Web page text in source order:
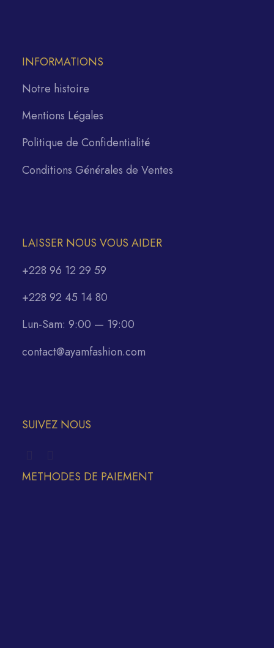
INFORMATIONS
Notre histoire
Mentions Légales
Politique de Confidentialité
Conditions Générales de Ventes
LAISSER NOUS VOUS AIDER
+228 96 12 29 59
+228 92 45 14 80
Lun-Sam: 9:00 — 19:00
contact@ayamfashion.com
SUIVEZ NOUS
METHODES DE PAIEMENT